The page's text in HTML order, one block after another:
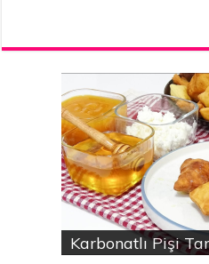
Karbonatlı Pişi
Hodan bitkisinin
Yalancı Baklava
Gökçesu Pilavı
Nohutlu kereviz